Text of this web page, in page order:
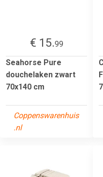
€ 15.99
Seahorse Pure
douchelaken zwart
70x140 cm
Coppenswarenhuis
.nl